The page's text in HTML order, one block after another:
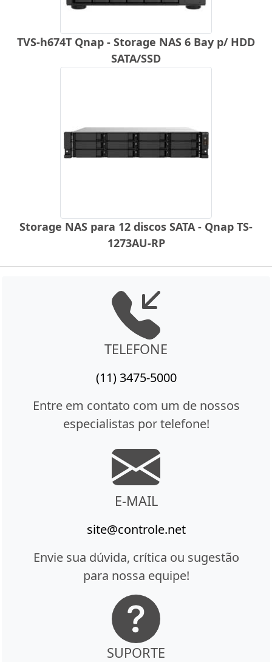
TVS-h674T Qnap - Storage NAS 6 Bay p/ HDD
SATA/SSD
Storage NAS para 12 discos SATA - Qnap TS-
1273AU-RP
TELEFONE
(11) 3475-5000
Entre em contato com um de nossos
especialistas por telefone!
E-MAIL
site@controle.net
Envie sua dúvida, crítica ou sugestão
para nossa equipe!
SUPORTE